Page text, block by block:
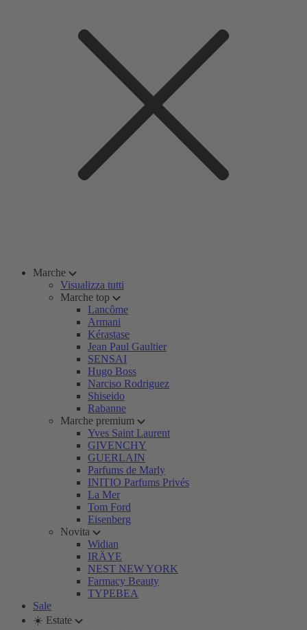
Marche
Visualizza tutti
Marche top
Lancôme
Armani
Kérastase
Jean Paul Gaultier
SENSAI
Hugo Boss
Narciso Rodriguez
Shiseido
Rabanne
Marche premium
Yves Saint Laurent
GIVENCHY
GUERLAIN
Parfums de Marly
INITIO Parfums Privés
La Mer
Tom Ford
Eisenberg
Novita
Widian
IRÄYE
NEST NEW YORK
Farmacy Beauty
TYPEBEA
Sale
☀️ Estate